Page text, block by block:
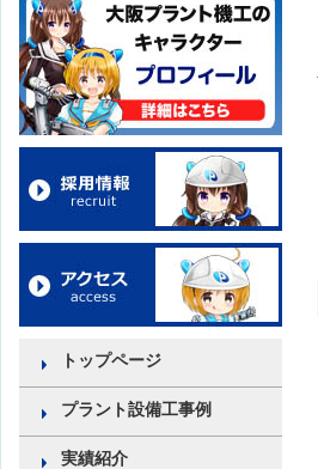
トップページ
プラント設備工事例
実績紹介